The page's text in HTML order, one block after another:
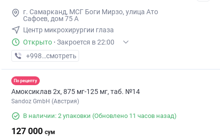
г. Самарканд, МСГ Боги Мирзо, улица Ато
Сафоев, дом 75 А
Центр микрохирургии глаза
Открыто · Закроется в 22:00
+998 (88) XXX-XX-XX
смотреть
По рецепту
Амоксиклав 2х, 875 мг-125 мг, таб. №14
Sandoz GmbH (Австрия)
В наличии: 2 упаковки (Обновлено 11 часов назад)
127 000 сум